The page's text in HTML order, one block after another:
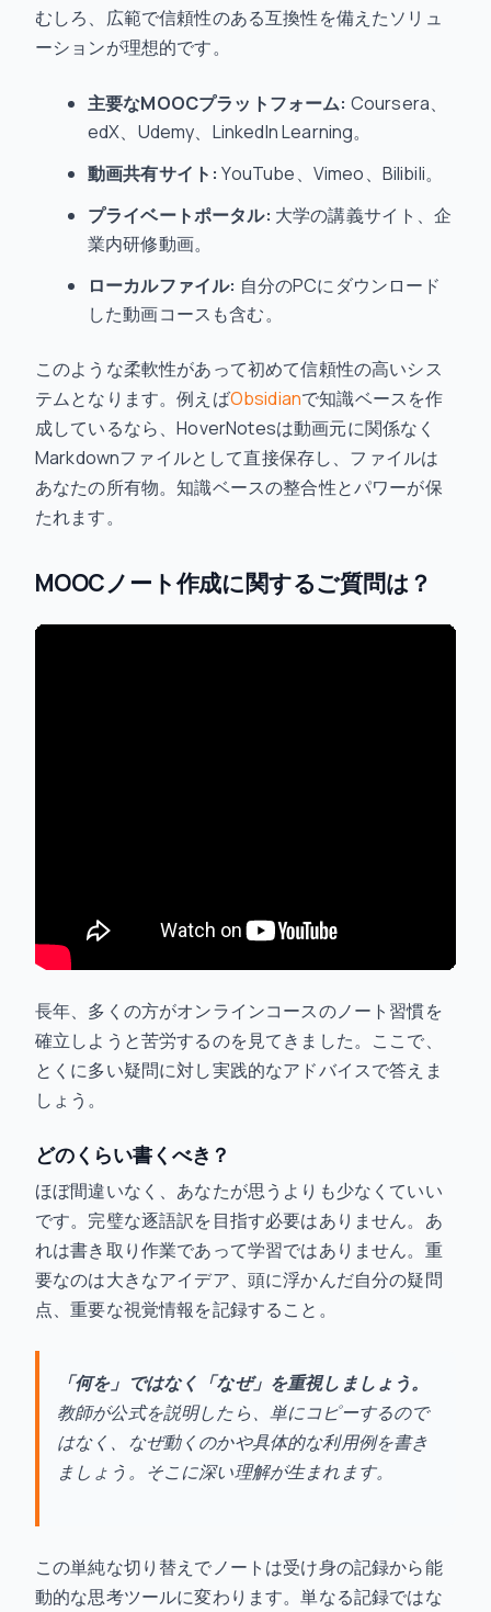
むしろ、広範で信頼性のある互換性を備えたソリュ
ーションが理想的です。
主要なMOOCプラットフォーム: Coursera、
edX、Udemy、LinkedIn Learning。
動画共有サイト: YouTube、Vimeo、Bilibili。
プライベートポータル: 大学の講義サイト、企
業内研修動画。
ローカルファイル: 自分のPCにダウンロード
した動画コースも含む。
このような柔軟性があって初めて信頼性の高いシス
テムとなります。例えばObsidianで知識ベースを作
成しているなら、HoverNotesは動画元に関係なく
Markdownファイルとして直接保存し、ファイルは
あなたの所有物。知識ベースの整合性とパワーが保
たれます。
MOOCノート作成に関するご質問は？
長年、多くの方がオンラインコースのノート習慣を
確立しようと苦労するのを見てきました。ここで、
とくに多い疑問に対し実践的なアドバイスで答えま
しょう。
どのくらい書くべき？
ほぼ間違いなく、あなたが思うよりも少なくていい
です。完璧な逐語訳を目指す必要はありません。あ
れは書き取り作業であって学習ではありません。重
要なのは大きなアイデア、頭に浮かんだ自分の疑問
点、重要な視覚情報を記録すること。
「何を」ではなく「なぜ」を重視しましょう。
教師が公式を説明したら、単にコピーするので
はなく、 なぜ動くのかや具体的な利用例を書き
ましょう。そこに深い理解が生まれます。
この単純な切り替えでノートは受け身の記録から能
動的な思考ツールに変わります。単なる記録ではな